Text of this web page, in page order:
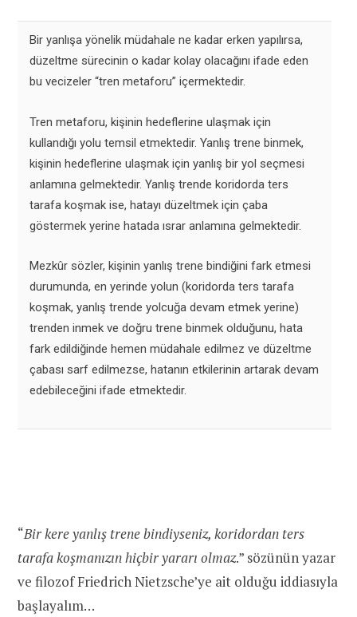
Bir yanlışa yönelik müdahale ne kadar erken yapılırsa,
düzeltme sürecinin o kadar kolay olacağını ifade eden
bu vecizeler “tren metaforu” içermektedir.
Tren metaforu, kişinin hedeflerine ulaşmak için
kullandığı yolu temsil etmektedir. Yanlış trene binmek,
kişinin hedeflerine ulaşmak için yanlış bir yol seçmesi
anlamına gelmektedir. Yanlış trende koridorda ters
tarafa koşmak ise, hatayı düzeltmek için çaba
göstermek yerine hatada ısrar anlamına gelmektedir.
Mezkûr sözler, kişinin yanlış trene bindiğini fark etmesi
durumunda, en yerinde yolun (koridorda ters tarafa
koşmak, yanlış trende yolcuğa devam etmek yerine)
trenden inmek ve doğru trene binmek olduğunu, hata
fark edildiğinde hemen müdahale edilmez ve düzeltme
çabası sarf edilmezse, hatanın etkilerinin artarak devam
edebileceğini ifade etmektedir.
“Bir kere yanlış trene bindiyseniz, koridordan ters
tarafa koşmanızın hiçbir yararı olmaz.” sözünün yazar
ve filozof Friedrich Nietzsche’ye ait olduğu iddiasıyla
başlayalım…